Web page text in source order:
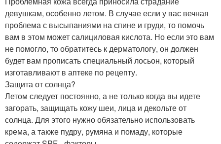
девушкам, особенно летом. В случае если у вас вечная
проблема с высыпаниями на спине и груди, то помочь
вам в этом может салициловая кислота. Но если это вам
не помогло, то обратитесь к дерматологу, он должен
будет вам прописать специальный лосьон, который
изготавливают в аптеке по рецепту.
Защита от солнца?
Летом следует постоянно, а не только когда вы идете
загорать, защищать кожу шеи, лица и декольте от
солнца. Для этого нужно обязательно использовать
крема, а также пудру, румяна и помаду, которые